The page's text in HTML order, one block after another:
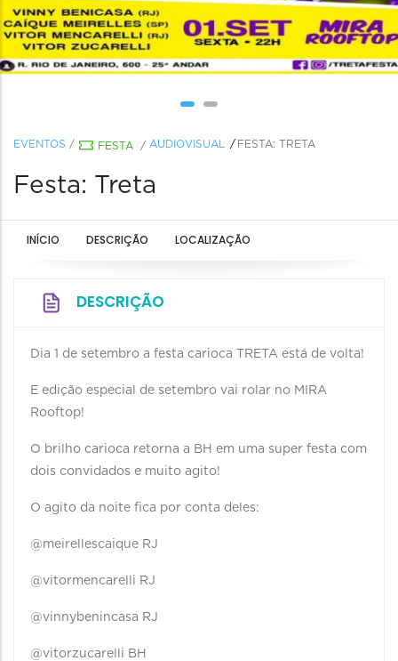
EVENTOS / FESTA / AUDIOVISUAL FESTA: TRETA
Festa: Treta
INÍCIO DESCRIÇÃO LOCALIZAÇÃO
DESCRIÇÃO
Dia 1 de setembro a festa carioca TRETA está de volta!
E edição especial de setembro vai rolar no MIRA
Rooftop!
O brilho carioca retorna a BH em uma super festa com
dois convidados e muito agito!
O agito da noite fica por conta deles:
@meirellescaique RJ
@vitormencarelli RJ
@vinnybenincasa RJ
@vitorzucarelli BH